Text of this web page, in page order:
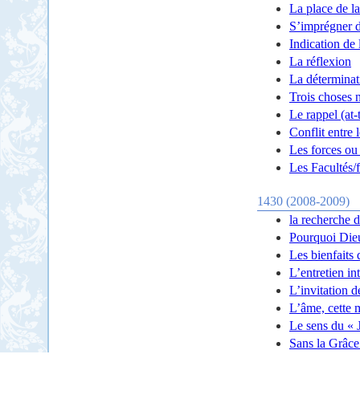
La place de
S’imprégner
Indication de
La réflexion
La
Trois choses
Le rappel
Conflit entre
Les forces
Les Facultés/
1430 (2008-2009)
la recherche
Pourquoi
Les bienfaits
L’entretien
L’invitation
L’âme, cette
Le sens du «
Sans la